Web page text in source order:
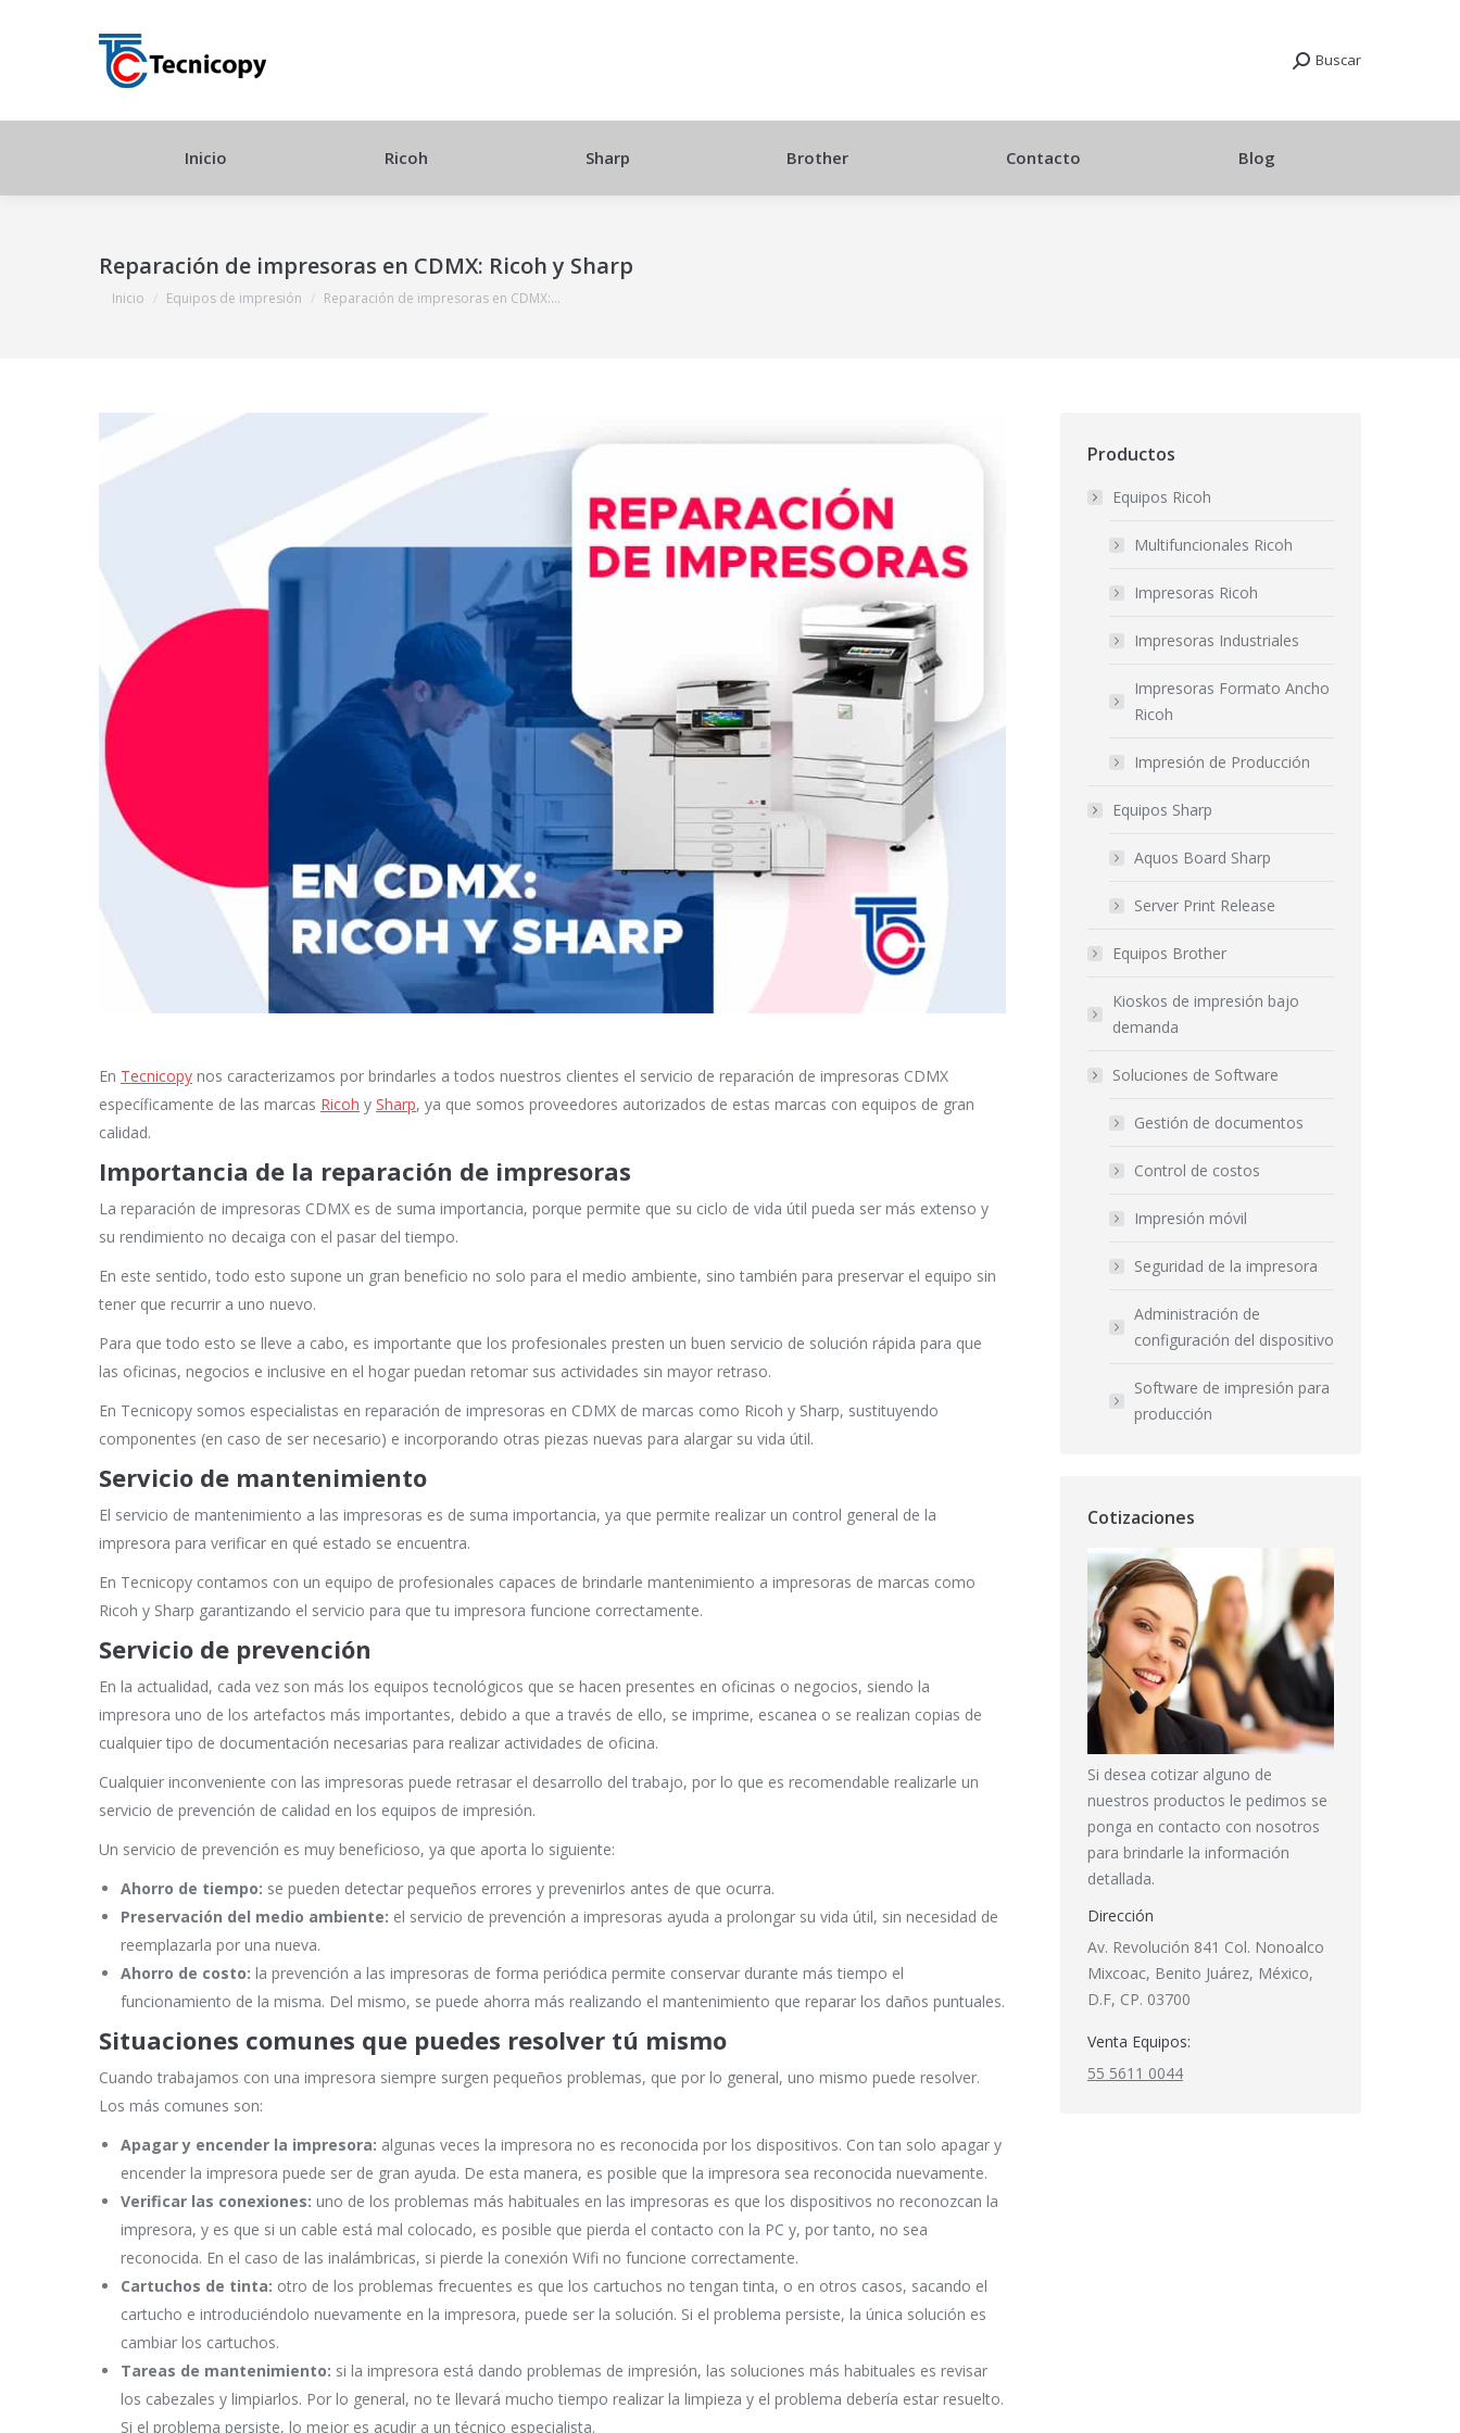
Buscar
Inicio Ricoh Sharp Brother Contacto Blog
Reparación de impresoras en CDMX: Ricoh y Sharp
Estás aquí:
Inicio Equipos de impresión Reparación de impresoras en CDMX:…
En Tecnicopy nos caracterizamos por brindarles a todos nuestros clientes el servicio de reparación de impresoras CDMX
específicamente de las marcas Ricoh y Sharp, ya que somos proveedores autorizados de estas marcas con equipos de gran
calidad.
Importancia de la reparación de impresoras
La reparación de impresoras CDMX es de suma importancia, porque permite que su ciclo de vida útil pueda ser más extenso y
su rendimiento no decaiga con el pasar del tiempo.
En este sentido, todo esto supone un gran beneficio no solo para el medio ambiente, sino también para preservar el equipo sin
tener que recurrir a uno nuevo.
Para que todo esto se lleve a cabo, es importante que los profesionales presten un buen servicio de solución rápida para que
las oficinas, negocios e inclusive en el hogar puedan retomar sus actividades sin mayor retraso.
En Tecnicopy somos especialistas en reparación de impresoras en CDMX de marcas como Ricoh y Sharp, sustituyendo
componentes (en caso de ser necesario) e incorporando otras piezas nuevas para alargar su vida útil.
Servicio de mantenimiento
El servicio de mantenimiento a las impresoras es de suma importancia, ya que permite realizar un control general de la
impresora para verificar en qué estado se encuentra.
En Tecnicopy contamos con un equipo de profesionales capaces de brindarle mantenimiento a impresoras de marcas como
Ricoh y Sharp garantizando el servicio para que tu impresora funcione correctamente.
Servicio de prevención
En la actualidad, cada vez son más los equipos tecnológicos que se hacen presentes en oficinas o negocios, siendo la
impresora uno de los artefactos más importantes, debido a que a través de ello, se imprime, escanea o se realizan copias de
cualquier tipo de documentación necesarias para realizar actividades de oficina.
Cualquier inconveniente con las impresoras puede retrasar el desarrollo del trabajo, por lo que es recomendable realizarle un
servicio de prevención de calidad en los equipos de impresión.
Un servicio de prevención es muy beneficioso, ya que aporta lo siguiente:
Ahorro de tiempo: se pueden detectar pequeños errores y prevenirlos antes de que ocurra.
Preservación del medio ambiente: el servicio de prevención a impresoras ayuda a prolongar su vida útil, sin necesidad de
reemplazarla por una nueva.
Ahorro de costo: la prevención a las impresoras de forma periódica permite conservar durante más tiempo el
funcionamiento de la misma. Del mismo, se puede ahorra más realizando el mantenimiento que reparar los daños puntuales.
Situaciones comunes que puedes resolver tú mismo
Cuando trabajamos con una impresora siempre surgen pequeños problemas, que por lo general, uno mismo puede resolver.
Los más comunes son:
Apagar y encender la impresora: algunas veces la impresora no es reconocida por los dispositivos. Con tan solo apagar y
encender la impresora puede ser de gran ayuda. De esta manera, es posible que la impresora sea reconocida nuevamente.
Verificar las conexiones: uno de los problemas más habituales en las impresoras es que los dispositivos no reconozcan la
impresora, y es que si un cable está mal colocado, es posible que pierda el contacto con la PC y, por tanto, no sea
reconocida. En el caso de las inalámbricas, si pierde la conexión Wifi no funcione correctamente.
Cartuchos de tinta: otro de los problemas frecuentes es que los cartuchos no tengan tinta, o en otros casos, sacando el
cartucho e introduciéndolo nuevamente en la impresora, puede ser la solución. Si el problema persiste, la única solución es
cambiar los cartuchos.
Tareas de mantenimiento: si la impresora está dando problemas de impresión, las soluciones más habituales es revisar
los cabezales y limpiarlos. Por lo general, no te llevará mucho tiempo realizar la limpieza y el problema debería estar resuelto.
Si el problema persiste, lo mejor es acudir a un técnico especialista.
Productos
Equipos Ricoh
Multifuncionales Ricoh
Impresoras Ricoh
Impresoras Industriales
Impresoras Formato Ancho
Ricoh
Impresión de Producción
Equipos Sharp
Aquos Board Sharp
Server Print Release
Equipos Brother
Kioskos de impresión bajo
demanda
Soluciones de Software
Gestión de documentos
Control de costos
Impresión móvil
Seguridad de la impresora
Administración de
configuración del dispositivo
Software de impresión para
producción
Cotizaciones
Si desea cotizar alguno de
nuestros productos le pedimos se
ponga en contacto con nosotros
para brindarle la información
detallada.
Dirección
Av. Revolución 841 Col. Nonoalco
Mixcoac, Benito Juárez, México,
D.F, CP. 03700
Venta Equipos:
55 5611 0044